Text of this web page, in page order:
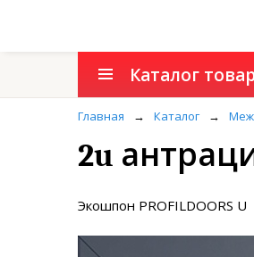
Каталог
Главная → Каталог →
2u
Экошпон PROFILDOORS U